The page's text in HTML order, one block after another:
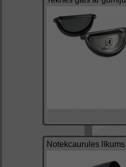
Notekcaurules līkums